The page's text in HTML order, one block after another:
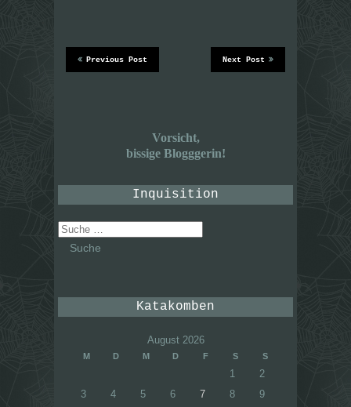
Next Post
Previous Post
Vorsicht,
bissige Blogggerin!
Inquisition
Suche
nach:
Katakomben
August 2026
M D M D F S S
1
2
3
4 5 6 7 8
9